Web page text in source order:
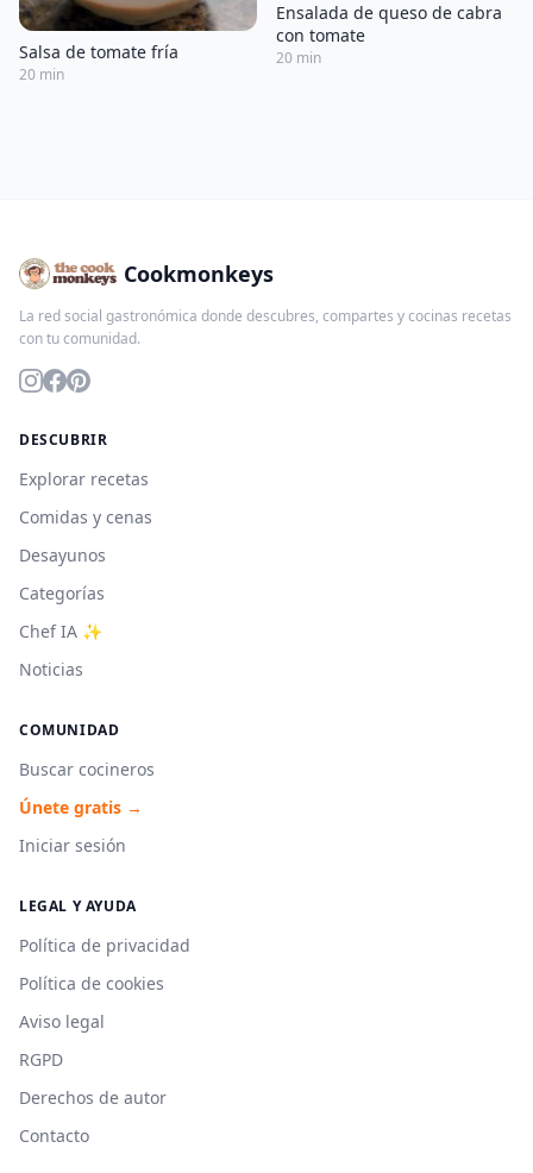
Salsa de tomate fría
20 min
Ensalada de queso de cabra
con tomate
20 min
Cookmonkeys
La red social gastronómica donde descubres, compartes y cocinas recetas
con tu comunidad.
DESCUBRIR
Explorar recetas
Comidas y cenas
Desayunos
Categorías
Chef IA ✨
Noticias
COMUNIDAD
Buscar cocineros
Únete gratis →
Iniciar sesión
LEGAL Y AYUDA
Política de privacidad
Política de cookies
Aviso legal
RGPD
Derechos de autor
Contacto